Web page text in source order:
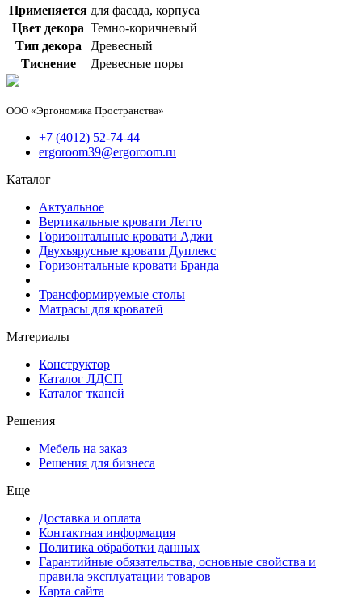
Применяется для фасада, корпуса
Цвет декора Темно-коричневый
Тип декора
Древесный
Тиснение
Древесные поры
ООО «Эргономика Пространства»
+7 (4012) 52-74-44
ergoroom39@ergoroom.ru
Каталог
Актуальное
Вертикальные кровати Летто
Горизонтальные кровати Аджи
Двухъярусные кровати Дуплекс
Горизонтальные кровати Бранда
Трансформируемые столы
Матрасы для кроватей
Материалы
Конструктор
Каталог ЛДСП
Каталог тканей
Решения
Мебель на заказ
Решения для бизнеса
Еще
Доставка и оплата
Контактная информация
Политика обработки данных
Гарантийные обязательства, основные свойства и
правила эксплуатации товаров
Карта сайта